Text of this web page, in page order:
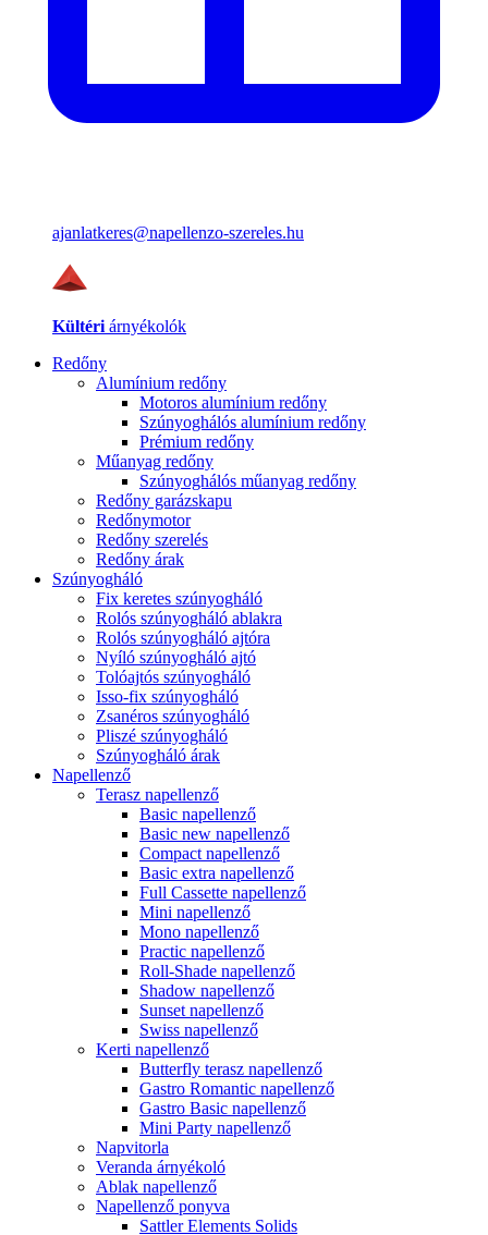
ajanlatkeres@napellenzo-szereles.hu
Kültéri árnyékolók
Redőny
Alumínium redőny
Motoros alumínium redőny
Szúnyoghálós alumínium redőny
Prémium redőny
Műanyag redőny
Szúnyoghálós műanyag redőny
Redőny garázskapu
Redőnymotor
Redőny szerelés
Redőny árak
Szúnyogháló
Fix keretes szúnyogháló
Rolós szúnyogháló ablakra
Rolós szúnyogháló ajtóra
Nyíló szúnyogháló ajtó
Tolóajtós szúnyogháló
Isso-fix szúnyogháló
Zsanéros szúnyogháló
Pliszé szúnyogháló
Szúnyogháló árak
Napellenző
Terasz napellenző
Basic napellenző
Basic new napellenző
Compact napellenző
Basic extra napellenző
Full Cassette napellenző
Mini napellenző
Mono napellenző
Practic napellenző
Roll-Shade napellenző
Shadow napellenző
Sunset napellenző
Swiss napellenző
Kerti napellenző
Butterfly terasz napellenző
Gastro Romantic napellenző
Gastro Basic napellenző
Mini Party napellenző
Napvitorla
Veranda árnyékoló
Ablak napellenző
Napellenző ponyva
Sattler Elements Solids